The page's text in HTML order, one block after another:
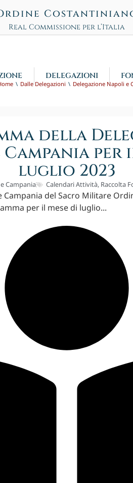
Real Commissione per l’Italia
DELEGAZIONI
Dalle Delegazioni Delegazione Napoli e
della
per
luglio 2023
Campania Calendari Attività, Raccolta
Campania del Sacro Militare
per il mese di luglio...